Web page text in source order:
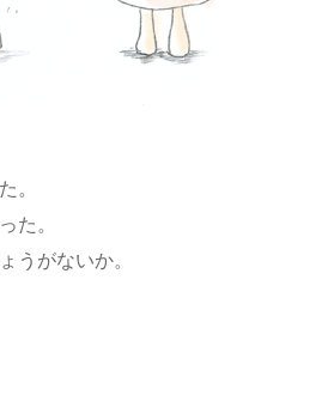
。
た。
うがないか。